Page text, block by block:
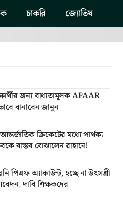
চাকরি জ্যোতিষ
জন্য বাধ্যতামূলক APAAR
বানাবেন জানুন
ক্রিকেটের মধ্যে পার্থক্য
বাস্তব বোঝালেন রাহানে!
পিএফ অ্যাকাউন্ট, হচ্ছে না উৎসশ্রী
দাবি শিক্ষকদের